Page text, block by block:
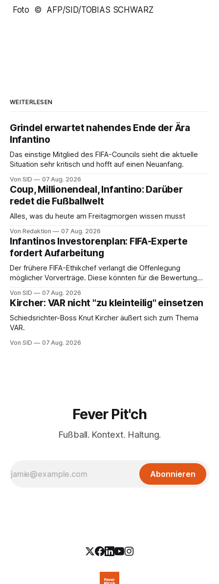
Foto © AFP/SID/TOBIAS SCHWARZ
WEITERLESEN
Grindel erwartet nahendes Ende der Ära
Infantino
Das einstige Mitglied des FIFA-Councils sieht die aktuelle
Situation sehr kritisch und hofft auf einen Neuanfang.
Von SID 07 Aug. 2026
Coup, Millionendeal, Infantino: Darüber
redet die Fußballwelt
Alles, was du heute am Freitagmorgen wissen musst
Von Redaktion 07 Aug. 2026
Infantinos Investorenplan: FIFA-Experte
fordert Aufarbeitung
Der frühere FIFA-Ethikchef verlangt die Offenlegung
möglicher Vorverträge. Diese könnten für die Bewertung
Von SID 07 Aug. 2026
Kircher: VAR nicht "zu kleinteilig" einsetzen
Schiedsrichter-Boss Knut Kircher äußert sich zum Thema
VAR.
Von SID 07 Aug. 2026
Fever Pit'ch
Fußball. Kontext. Haltung.
Abonnieren